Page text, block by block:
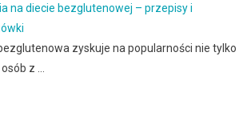
na diecie bezglutenowej – przepisy i
zyskuje na popularności nie tylko
z …